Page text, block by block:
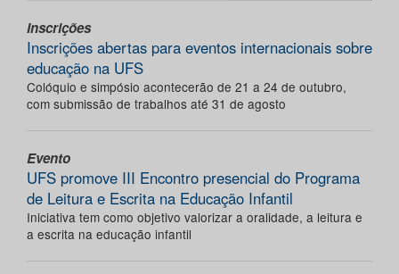
Inscrições
Inscrições abertas para eventos internacionais sobre
educação na UFS
Colóquio e simpósio acontecerão de 21 a 24 de outubro,
com submissão de trabalhos até 31 de agosto
Evento
UFS promove III Encontro presencial do Programa
de Leitura e Escrita na Educação Infantil
Iniciativa tem como objetivo valorizar a oralidade, a leitura e
a escrita na educação infantil